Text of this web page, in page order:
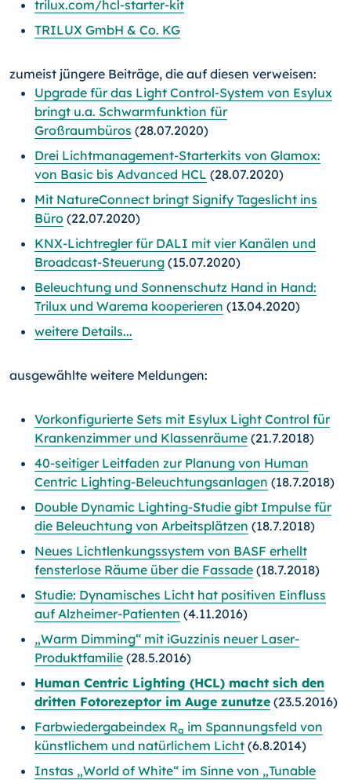
trilux.com/hcl-starter-kit
TRILUX GmbH & Co. KG
zumeist jüngere Beiträge, die auf diesen verweisen:
Upgrade für das Light Control-System von Esylux
bringt u.a. Schwarmfunktion für
Großraumbüros (28.07.2020)
Drei Lichtmanagement-Starterkits von Glamox:
von Basic bis Advanced HCL (28.07.2020)
Mit NatureConnect bringt Signify Tageslicht ins
Büro (22.07.2020)
KNX-Lichtregler für DALI mit vier Kanälen und
Broadcast-Steuerung (15.07.2020)
Beleuchtung und Sonnenschutz Hand in Hand:
Trilux und Warema kooperieren (13.04.2020)
weitere Details...
ausgewählte weitere Meldungen:
Vorkonfigurierte Sets mit Esylux Light Control für
Krankenzimmer und Klassenräume (21.7.2018)
40-seitiger Leitfaden zur Planung von Human
Centric Lighting-Beleuchtungsanlagen (18.7.2018)
Double Dynamic Lighting-Studie gibt Impulse für
die Beleuchtung von Arbeitsplätzen (18.7.2018)
Neues Lichtlenkungssystem von BASF erhellt
fensterlose Räume über die Fassade (18.7.2018)
Studie: Dynamisches Licht hat positiven Einfluss
auf Alzheimer-Patienten (4.11.2016)
„Warm Dimming“ mit iGuzzinis neuer Laser-
Produktfamilie (28.5.2016)
Human Centric Lighting (HCL) macht sich den
dritten Fotorezeptor im Auge zunutze (23.5.2016)
Farbwiedergabeindex Ra im Spannungsfeld von
künstlichem und natürlichem Licht (6.8.2014)
Instas „World of White“ im Sinne von „Tunable